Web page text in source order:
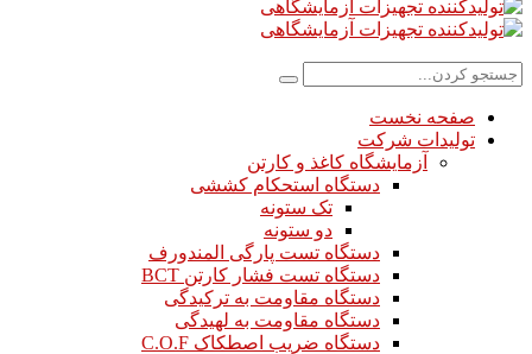
صفحه نخست
تولیدات شرکت
آزمایشگاه کاغذ و کارتن
دستگاه استحکام کششی
تک ستونه
دو ستونه
دستگاه تست پارگی المندورف
دستگاه تست فشار کارتن BCT
دستگاه مقاومت به ترکیدگی
دستگاه مقاومت به لهیدگی
دستگاه ضریب اصطکاک C.O.F